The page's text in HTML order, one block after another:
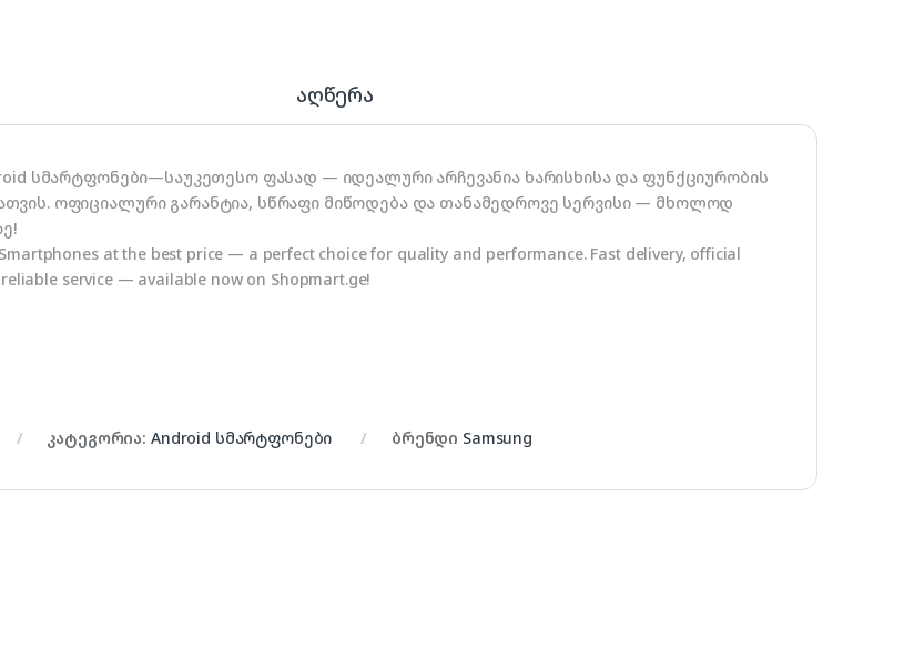
აღწერა
სმარტფონები—საუკეთესო ფასად — იდეალური არჩევანია ხარისხისა და ფუნქციურობის
ოფიციალური გარანტია, სწრაფი მიწოდება და თანამედროვე სერვისი — მხოლოდ
at the best price — a perfect choice for quality and performance. Fast delivery, official
service — available now on Shopmart.ge!
კატეგორია: Android სმარტფონები ბრენდი Samsung